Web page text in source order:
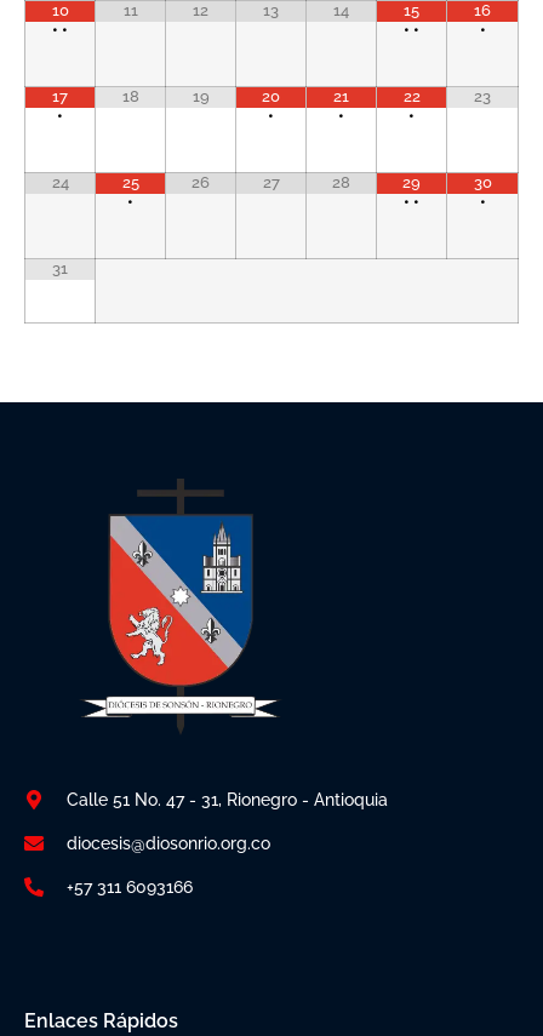
10
• •
11 12 13 14
15
• •
16
•
17
•
18 19
20
•
21
•
22
•
23
24
25
•
26 27 28
29
• •
30
•
31
Calle 51 No. 47 - 31, Rionegro - Antioquia
diocesis@diosonrio.org.co
+57 311 6093166
Enlaces Rápidos